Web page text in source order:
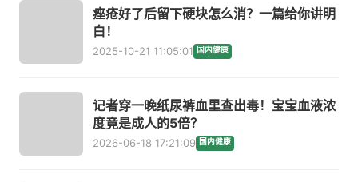
痤疮好了后留下硬块怎么消？一篇给你讲明
白！
2025-10-21 11:05:01 国内健康
记者穿一晚纸尿裤血里查出毒！宝宝血液浓
度竟是成人的5倍？
2026-06-18 17:21:09 国内健康